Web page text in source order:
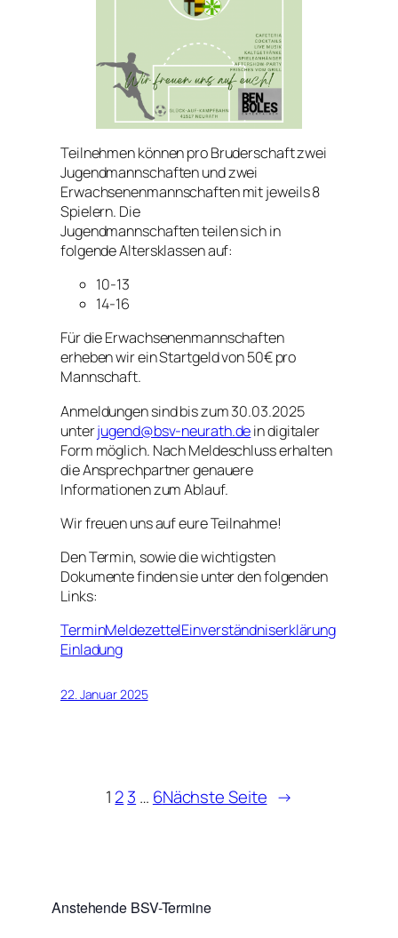
Teilnehmen können pro Bruderschaft zwei
Jugendmannschaften und zwei
Erwachsenenmannschaften mit jeweils 8
Spielern. Die
Jugendmannschaften teilen sich in
folgende Altersklassen auf:
10-13
14-16
Für die Erwachsenenmannschaften
erheben wir ein Startgeld von 50€ pro
Mannschaft.
Anmeldungen sind bis zum 30.03.2025
unterjugend@bsv-neurath.dein digitaler
Form möglich. Nach Meldeschluss erhalten
die Ansprechpartner genauere
Informationen zum Ablauf.
Wir freuen uns auf eure Teilnahme!
Den Termin, sowie die wichtigsten
Dokumente finden sie unter den folgenden
Links:
TerminMeldezettelEinverständniserklärung
Einladung
22. Januar 2025
1 23 … 6Nächste Seite →
Anstehende BSV-Termine